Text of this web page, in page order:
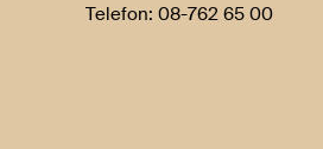
Telefon: 08-762 65 00